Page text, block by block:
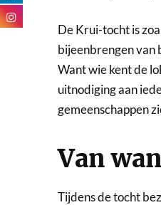
De Krui-tocht is
bijeenbrengen van
Want wie kent de
uitnodiging aan
gemeenschappen
Van
Tijdens de tocht